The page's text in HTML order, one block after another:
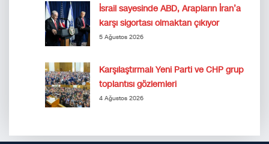
İsrail sayesinde ABD, Arapların İran’a
karşı sigortası olmaktan çıkıyor
5 Ağustos 2026
Karşılaştırmalı Yeni Parti ve CHP grup
toplantısı gözlemleri
4 Ağustos 2026